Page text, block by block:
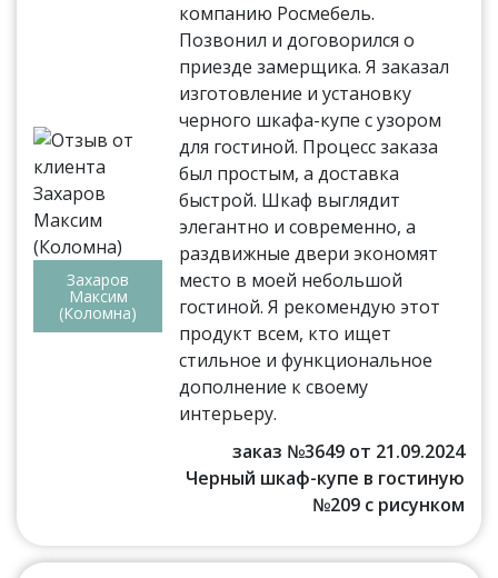
Захаров
Максим
(Коломна)
компанию Росмебель.
Позвонил и договорился о
приезде замерщика. Я заказал
изготовление и установку
черного шкафа-купе с узором
для гостиной. Процесс заказа
был простым, а доставка
быстрой. Шкаф выглядит
элегантно и современно, а
раздвижные двери экономят
место в моей небольшой
гостиной. Я рекомендую этот
продукт всем, кто ищет
стильное и функциональное
дополнение к своему
интерьеру.
заказ №3649 от 21.09.2024
Черный шкаф-купе в гостиную
№209 с рисунком